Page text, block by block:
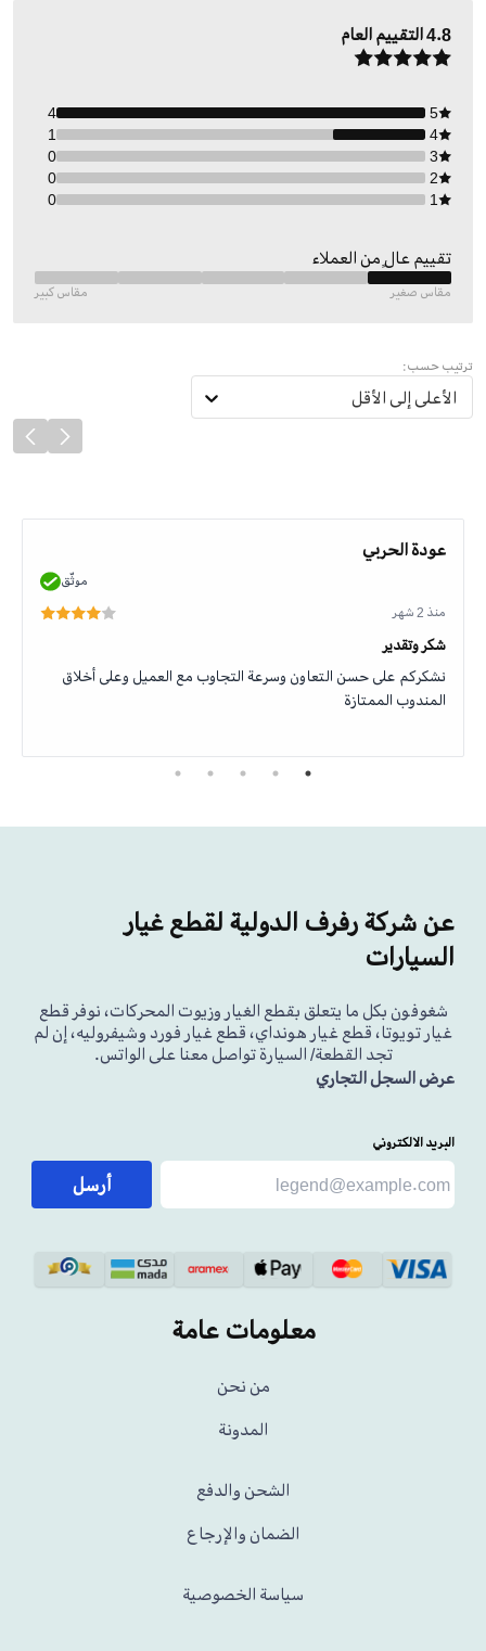
4.8التقييم العام
5
4
4
1
3
0
2
0
1
0
تقييم عالٍ من العملاء
مقاس صغير مقاس كبير
ترتيب حسب:
الأعلى إلى الأقل
عودة الحربي
موثّق
منذ 2 شهر
شكر وتقدير
نشكركم على حسن التعاون وسرعة التجاوب مع العميل وعلى أخلاق
المندوب الممتازة
عن شركة رفرف الدولية لقطع غيار
السيارات
شغوفون بكل ما يتعلق بقطع الغيار وزيوت المحركات، نوفر قطع
غيار تويوتا، قطع غيار هونداي، قطع غيار فورد وشيفروليه، إن لم
تجد القطعة/ السيارة تواصل معنا على الواتس.
عرض السجل التجاري
البريد الالكتروني
أرسل
معلومات عامة
من نحن
المدونة
الشحن والدفع
الضمان والإرجاع
سياسة الخصوصية